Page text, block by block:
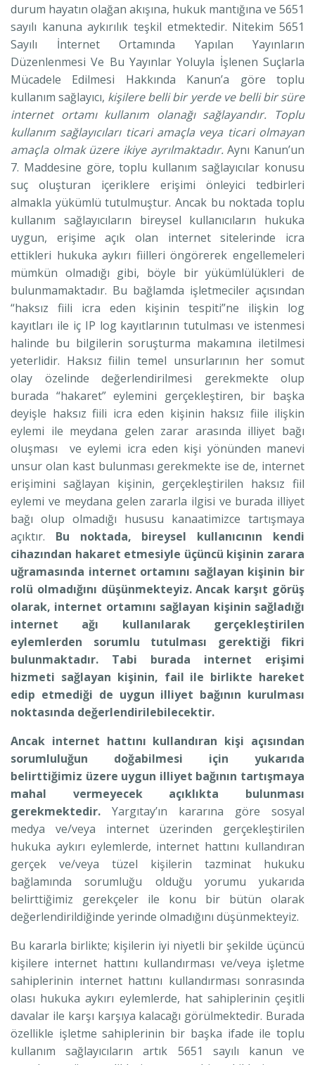
durum hayatın olağan akışına, hukuk mantığına ve 5651
sayılı kanuna aykırılık teşkil etmektedir. Nitekim 5651
Sayılı İnternet Ortamında Yapılan Yayınların
Düzenlenmesi Ve Bu Yayınlar Yoluyla İşlenen Suçlarla
Mücadele Edilmesi Hakkında Kanun’a göre toplu
kullanım sağlayıcı, kişilere belli bir yerde ve belli bir süre
internet ortamı kullanım olanağı sağlayandır. Toplu
kullanım sağlayıcıları ticari amaçla veya ticari olmayan
amaçla olmak üzere ikiye ayrılmaktadır.Aynı Kanun’un
7. Maddesine göre, toplu kullanım sağlayıcılar konusu
suç oluşturan içeriklere erişimi önleyici tedbirleri
almakla yükümlü tutulmuştur. Ancak bu noktada toplu
kullanım sağlayıcıların bireysel kullanıcıların hukuka
uygun, erişime açık olan internet sitelerinde icra
ettikleri hukuka aykırı fiilleri öngörerek engellemeleri
mümkün olmadığı gibi, böyle bir yükümlülükleri de
bulunmamaktadır. Bu bağlamda işletmeciler açısından
“haksız fiili icra eden kişinin tespiti”ne ilişkin log
kayıtları ile iç IP log kayıtlarının tutulması ve istenmesi
halinde bu bilgilerin soruşturma makamına iletilmesi
yeterlidir. Haksız fiilin temel unsurlarının her somut
olay özelinde değerlendirilmesi gerekmekte olup
burada “hakaret” eylemini gerçekleştiren, bir başka
deyişle haksız fiili icra eden kişinin haksız fiile ilişkin
eylemi ile meydana gelen zarar arasında illiyet bağı
oluşması ve eylemi icra eden kişi yönünden manevi
unsur olan kast bulunması gerekmekte ise de, internet
erişimini sağlayan kişinin, gerçekleştirilen haksız fiil
eylemi ve meydana gelen zararla ilgisi ve burada illiyet
bağı olup olmadığı hususu kanaatimizce tartışmaya
açıktır. Bu noktada, bireysel kullanıcının kendi
cihazından hakaret etmesiyle üçüncü kişinin zarara
uğramasında internet ortamını sağlayan kişinin bir
rolü olmadığını düşünmekteyiz. Ancak karşıt görüş
olarak, internet ortamını sağlayan kişinin sağladığı
internet ağı kullanılarak gerçekleştirilen
eylemlerden sorumlu tutulması gerektiği fikri
bulunmaktadır. Tabi burada internet erişimi
hizmeti sağlayan kişinin, fail ile birlikte hareket
edip etmediği de uygun illiyet bağının kurulması
noktasında değerlendirilebilecektir.
Ancak internet hattını kullandıran kişi açısından
sorumluluğun doğabilmesi için yukarıda
belirttiğimiz üzere uygun illiyet bağının tartışmaya
mahal vermeyecek açıklıkta bulunması
gerekmektedir. Yargıtay’ın kararına göre sosyal
medya ve/veya internet üzerinden gerçekleştirilen
hukuka aykırı eylemlerde, internet hattını kullandıran
gerçek ve/veya tüzel kişilerin tazminat hukuku
bağlamında sorumluğu olduğu yorumu yukarıda
belirttiğimiz gerekçeler ile konu bir bütün olarak
değerlendirildiğinde yerinde olmadığını düşünmekteyiz.
Bu kararla birlikte; kişilerin iyi niyetli bir şekilde üçüncü
kişilere internet hattını kullandırması ve/veya işletme
sahiplerinin internet hattını kullandırması sonrasında
olası hukuka aykırı eylemlerde, hat sahiplerinin çeşitli
davalar ile karşı karşıya kalacağı görülmektedir. Burada
özellikle işletme sahiplerinin bir başka ifade ile toplu
kullanım sağlayıcıların artık 5651 sayılı kanun ve